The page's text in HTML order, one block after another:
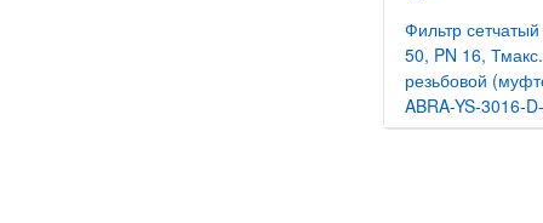
Фильтр
50, PN 16,
резьбовой
ABRA-YS-3016-